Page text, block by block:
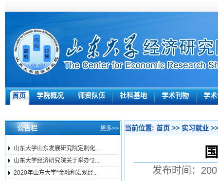
首页 学院概况 师资队伍 社科基地 学术刊物 学
公告栏 更多>>
山东大学山东发展研究院定制化...
山东大学经济研究院关于举办“2...
2020年山东大学“金融和宏观经...
当前位置: 首页 >> 实习就业
发布时间：